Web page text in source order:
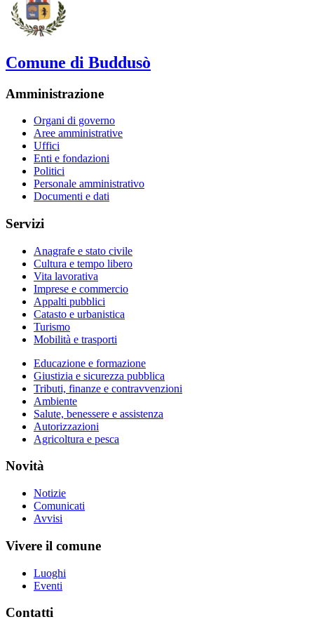
Comune di Buddusò
Amministrazione
Organi di governo
Aree amministrative
Uffici
Enti e fondazioni
Politici
Personale amministrativo
Documenti e dati
Servizi
Anagrafe e stato civile
Cultura e tempo libero
Vita lavorativa
Imprese e commercio
Appalti pubblici
Catasto e urbanistica
Turismo
Mobilità e trasporti
Educazione e formazione
Giustizia e sicurezza pubblica
Tributi, finanze e contravvenzioni
Ambiente
Salute, benessere e assistenza
Autorizzazioni
Agricoltura e pesca
Novità
Notizie
Comunicati
Avvisi
Vivere il comune
Luoghi
Eventi
Contatti